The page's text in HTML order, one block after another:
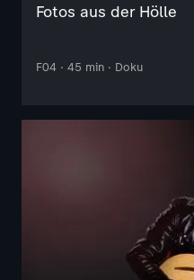
Fotos aus der Hölle
F04 · 45 min · Doku